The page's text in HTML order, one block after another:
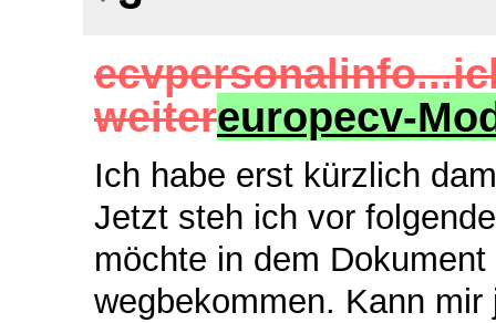
weitereuropecv-
Ich habe erst kürzlich
Jetzt steh ich vor
möchte in dem
wegbekommen. Kann